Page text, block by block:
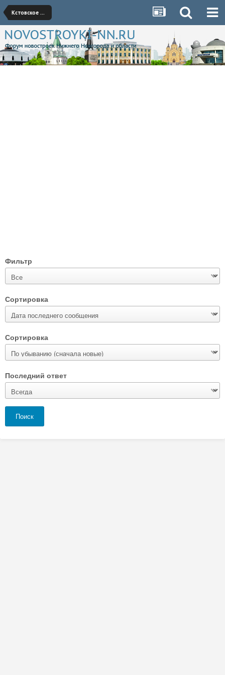
Кстовское направление
Фильтр
Сортировка
Сортировка
Последний ответ
Поиск